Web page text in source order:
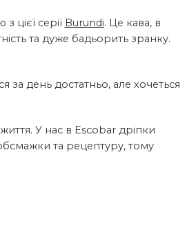
цієї серії Burundi. Це кава, в
та дуже бадьорить зранку.
за день достатньо, але хочеться
У нас в Escobar дріпки
та рецептуру, тому